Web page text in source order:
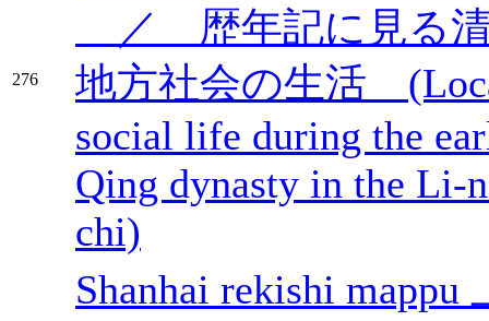
276
／ 歴年記に見る
地方社会の生活
social life during the
Qing dynasty in the Li-
chi)
Shanhai rekishi mappu